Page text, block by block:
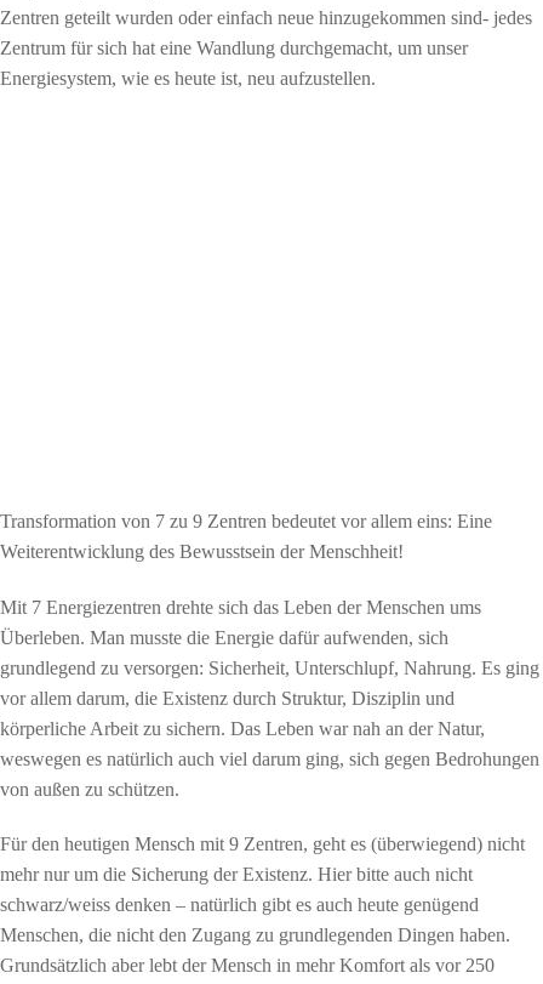
Zentren geteilt wurden oder einfach neue hinzugekommen sind- jedes
Zentrum für sich hat eine Wandlung durchgemacht, um unser
Energiesystem, wie es heute ist, neu aufzustellen.
Transformation von 7 zu 9 Zentren bedeutet vor allem eins: Eine
Weiterentwicklung des Bewusstsein der Menschheit!
Mit 7 Energiezentren drehte sich das Leben der Menschen ums
Überleben. Man musste die Energie dafür aufwenden, sich
grundlegend zu versorgen: Sicherheit, Unterschlupf, Nahrung. Es ging
vor allem darum, die Existenz durch Struktur, Disziplin und
körperliche Arbeit zu sichern. Das Leben war nah an der Natur,
weswegen es natürlich auch viel darum ging, sich gegen Bedrohungen
von außen zu schützen.
Für den heutigen Mensch mit 9 Zentren, geht es (überwiegend) nicht
mehr nur um die Sicherung der Existenz. Hier bitte auch nicht
schwarz/weiss denken – natürlich gibt es auch heute genügend
Menschen, die nicht den Zugang zu grundlegenden Dingen haben.
Grundsätzlich aber lebt der Mensch in mehr Komfort als vor 250